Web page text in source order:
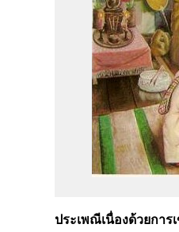
ประเพณีเนื่องด้วยการ